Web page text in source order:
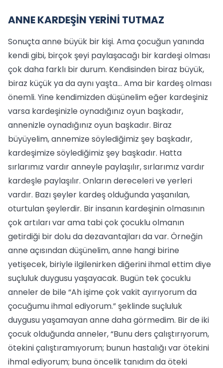
ANNE KARDEŞİN YERİNİ TUTMAZ
Sonuçta anne büyük bir kişi. Ama çocuğun yanında
kendi gibi, birçok şeyi paylaşacağı bir kardeşi olması
çok daha farklı bir durum. Kendisinden biraz büyük,
biraz küçük ya da aynı yaşta… Ama bir kardeş olması
önemli. Yine kendimizden düşünelim eğer kardeşiniz
varsa kardeşinizle oynadığınız oyun başkadır,
annenizle oynadığınız oyun başkadır. Biraz
büyüyelim, annemize söylediğimiz şey başkadır,
kardeşimize söylediğimiz şey başkadır. Hatta
sırlarımız vardır anneyle paylaşılır, sırlarımız vardır
kardeşle paylaşılır. Onların dereceleri ve yerleri
vardır. Bazı şeyler kardeş olduğunda yaşanılan,
oturtulan şeylerdir. Bir insanın kardeşinin olmasının
çok artıları var ama tabi çok çocuklu olmanın
getirdiği bir dolu da dezavantajları da var. Örneğin
anne açısından düşünelim, anne hangi birine
yetişecek, biriyle ilgilenirken diğerini ihmal ettim diye
suçluluk duygusu yaşayacak. Bugün tek çocuklu
anneler de bile “Ah işime çok vakit ayırıyorum da
çocuğumu ihmal ediyorum.” şeklinde suçluluk
duygusu yaşamayan anne daha görmedim. Bir de iki
çocuk olduğunda anneler, “Bunu ders çalıştırıyorum,
ötekini çalıştıramıyorum; bunun hastalığı var ötekini
ihmal ediyorum; buna öncelik tanıdım da öteki